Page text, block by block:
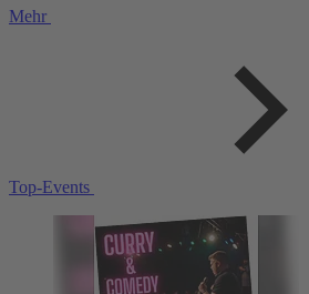
Mehr
Top-Events